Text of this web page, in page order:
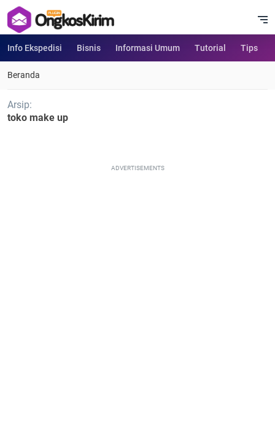
Info Ekspedisi Bisnis Informasi Umum Tutorial Tips
Beranda
Arsip:
toko make up
ADVERTISEMENTS